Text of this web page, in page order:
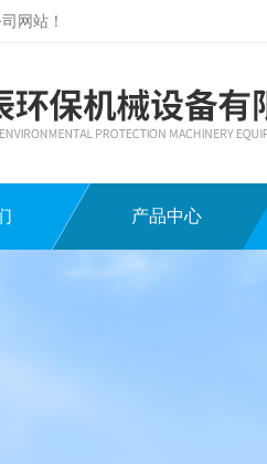
网站！
产品中心